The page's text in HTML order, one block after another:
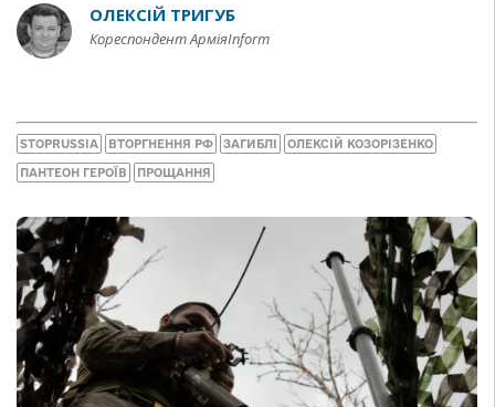
ОЛЕКСІЙ ТРИГУБ
Кореспондент АрміяInform
STOPRUSSIA ВТОРГНЕННЯ РФ ЗАГИБЛІ ОЛЕКСІЙ КОЗОРІЗЕНКО
ПАНТЕОН ГЕРОЇВ ПРОЩАННЯ